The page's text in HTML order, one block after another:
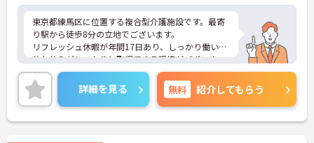
東京都練馬区に位置する複合型介護施設です。最寄
り駅から徒歩8分の立地でございます。
リフレッシュ休暇が年間17日あり、しっかり働いた
分お休みがしっかりと取得できる環境がございま
す。
ご興味のある方には、面接対策ポイントなど、さら
に詳細をお話しいたしますのでお気軽にご相談くだ
さい！
詳細を見る 無料 紹介してもらう